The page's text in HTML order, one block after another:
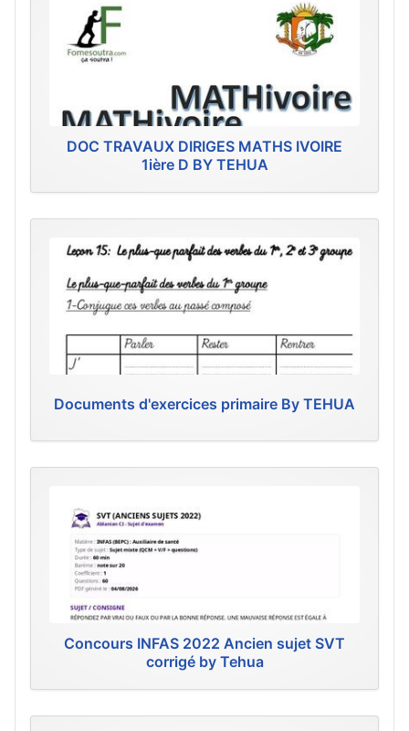
DOC TRAVAUX DIRIGES MATHS IVOIRE
1ière D BY TEHUA
Documents d'exercices primaire By TEHUA
Concours INFAS 2022 Ancien sujet SVT
corrigé by Tehua